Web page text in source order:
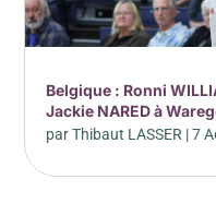
Belgique : Ronni
Jackie NARED à
parThibaut LASSER |7